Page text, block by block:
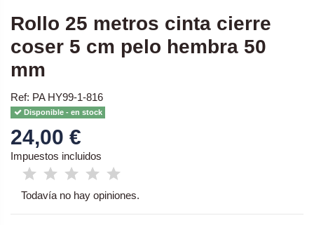
Rollo 25 metros cinta cierre
coser 5 cm pelo hembra 50
mm
Ref: PA HY99-1-816
Disponible - en stock
24,00 €
Impuestos incluidos
Todavía no hay opiniones.